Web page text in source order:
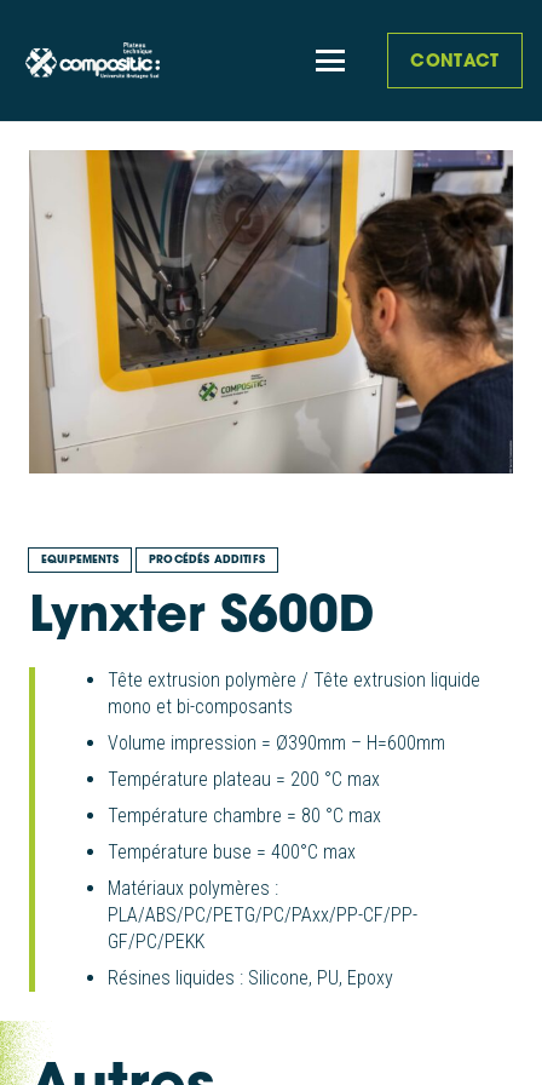
CONTACT
EQUIPEMENTS PROCÉDÉS ADDITIFS
Lynxter S600D
Tête extrusion polymère / Tête extrusion liquide
mono et bi-composants
Volume impression = Ø390mm – H=600mm
Température plateau = 200 °C max
Température chambre = 80 °C max
Température buse = 400°C max
Matériaux polymères :
PLA/ABS/PC/PETG/PC/PAxx/PP-CF/PP-
GF/PC/PEKK
Résines liquides : Silicone, PU, Epoxy